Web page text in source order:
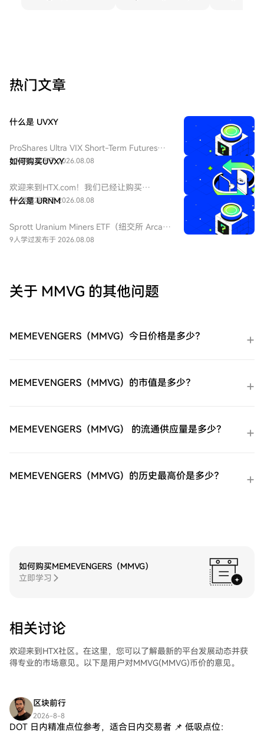
热门文章
什么是 UVXY
ProShares Ultra VIX Short-Term Futures
ETF（纽交所 Arca 代码：UVXY），中文：
ETF 为每日 2 倍杠杆做多 VIX 短期期货产
品，挂钩标普 500 短期波动率期货指数，该
基金通常用于在美股市场波动加剧或恐慌情
特性和期货展期成本，它不适合长期持有。
8人学过发布于 2026.08.08
如何购买UVXY
欢迎来到HTX.com！我们已经让购买
ProShares 两倍做多短期 VIX 期货
逐步指南，放心开始您的加密货币之旅。第
一步：创建您的HTX账户使用您的电子邮
或Mastercard即时购买ProShares 两倍做多
Pay等流行支付方法以增加便利性。C2C购
者提供个性化服务和竞争性汇率。第三步：
存储您的ProShares 两倍做多短期 VIX 期货
在您的HTX账户钱包中。您也可以通过区块
链转账将其发送到其他地方或者用于交易其
货市场轻松交易ProShares 两倍做多短期 VIX
期货ETF（UVXY)。访问您的账户，选择您的
9人学过发布于 2026.08.08
什么是 URNM
Sprott Uranium Miners ETF（纽交所 Arca
代码：URNM），中文：无（bn无），传统
铀持有企业，受益全球清洁能源转型与核电
需求增长，是美股稀缺铀矿赛道投资工具。
9人学过发布于 2026.08.08
关于 MMVG 的其他问题
MEMEVENGERS（MMVG）今日价格是多少？
MEMEVENGERS（MMVG）的市值是多少？
MEMEVENGERS（MMVG） 的流通供应量是多少？
MEMEVENGERS（MMVG）的历史最高价是多少？
如何购买MEMEVENGERS（MMVG）
立即学习
相关讨论
欢迎来到HTX社区。在这里，您可以了解最新的平台发展动态并获
得专业的市场意见。以下是用户对MMVG(MMVG)币价的意见。
区块前行
2026-8-8
DOT 日内精准点位参考，适合日内交易者 📌 低吸点位：